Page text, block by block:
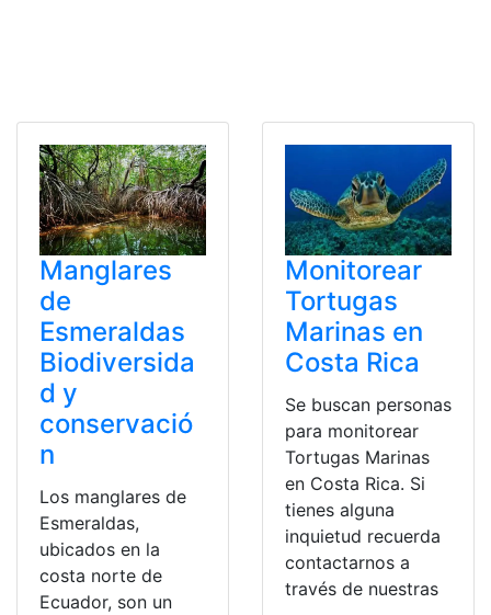
Manglares
de
Esmeraldas
Biodiversida
d y
conservació
n
Los manglares de
Esmeraldas,
ubicados en la
costa norte de
Ecuador, son un
Monitorear
Tortugas
Marinas en
Costa Rica
Se buscan personas
para monitorear
Tortugas Marinas
en Costa Rica. Si
tienes alguna
inquietud recuerda
contactarnos a
través de nuestras